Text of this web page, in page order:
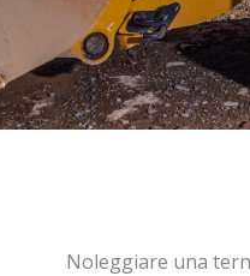
Noleggiare una